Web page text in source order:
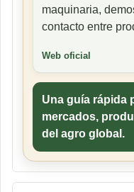
maquinaria,
contacto entre
Web oficial
Una guía rápida
mercados,
del agro global.